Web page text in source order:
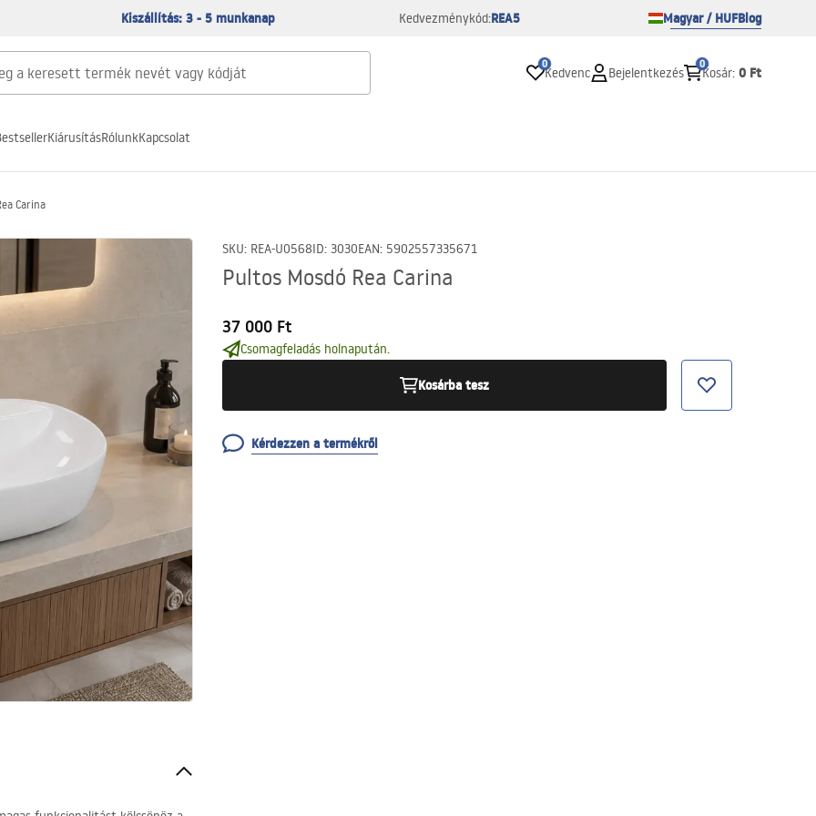
Kiszállítás: 3 - 5 munkanap Kedvezménykód:REA5 Magyar / HUFBlog
0
Kedvenc Bejelentkezés
0
Kosár: 0 Ft
KiárusításRólunkKapcsolat
Carina
SKU: REA-U0568ID: 3030EAN: 5902557335671
Pultos Mosdó Rea Carina
37 000 Ft
Csomagfeladás holnapután.
Kosárba tesz
Kérdezzen a termékről